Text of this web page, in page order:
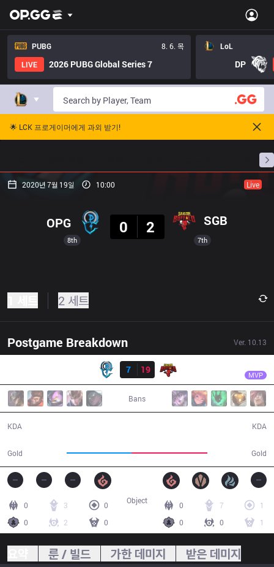
PUBG
8. 6. 목
LIVE
2026 PUBG Global Series 7
LoL
DP
🌟 LCK 프로게이머에게 과외 받기!
프로빌
2020년 7월 19일 10:00 Live
8th
OPG
0
2 SGB
7th
2 세트
Postgame Breakdown Ver. 10.13
7
19 MVP
Bans
KDA
Gold Gold
KDA
0 3
0
0
2 0
0 7
1
0
0 1
Object
룬 / 빌드 가한 데미지 받은 데미지